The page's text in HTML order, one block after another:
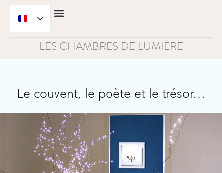
Aller
contenu
LES CHAMBRES DE LUMIÈRE
Le couvent, le poète et le trésor…